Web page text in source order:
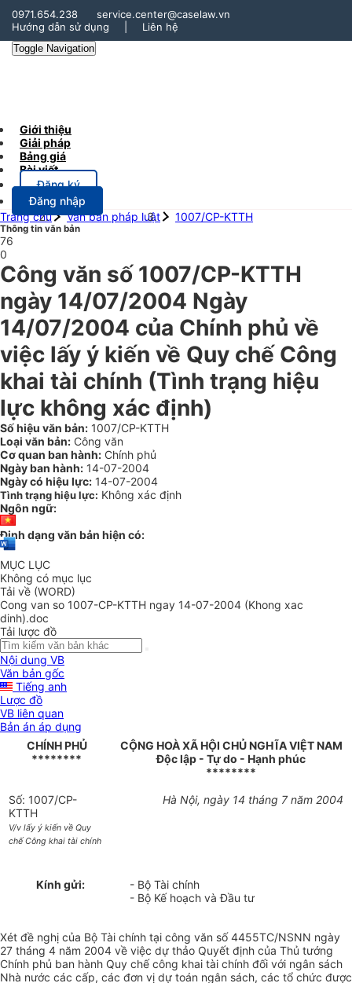
0971.654.238
service.center@caselaw.vn
Hướng dẫn sử dụng
Liên hệ
Toggle Navigation
Giới thiệu
Giải pháp
Bảng giá
Bài viết
Đăng ký
Đăng nhập
Trang chủ
Văn bản pháp luật 1007/CP-KTTH
Thông tin văn bản
76
0
Công văn số 1007/CP-KTTH
ngày 14/07/2004 Ngày
14/07/2004 của Chính phủ về
việc lấy ý kiến về Quy chế Công
khai tài chính (Tình trạng hiệu
lực không xác định)
Số hiệu văn bản: 1007/CP-KTTH
Loại văn bản: Công văn
Cơ quan ban hành: Chính phủ
Ngày ban hành: 14-07-2004
Ngày có hiệu lực: 14-07-2004
Tình trạng hiệu lực: Không xác định
Ngôn ngữ:
Định dạng văn bản hiện có:
MỤC LỤC
Không có mục lục
Tải về (WORD)
Cong van so 1007-CP-KTTH ngay 14-07-2004 (Khong xac
dinh).doc
Tải lược đồ
Nội dung VB
Văn bản gốc
Tiếng anh
Lược đồ
VB liên quan
Bản án áp dụng
CHÍNH PHỦ
********
CỘNG HOÀ XÃ HỘI CHỦ NGHĨA VIỆT NAM
Độc lập - Tự do - Hạnh phúc
********
Số: 1007/CP-
KTTH
V/v lấy ý kiến về Quy
chế Công khai tài chính
Hà Nội, ngày 14 tháng 7 năm 2004
Kính gửi:
- Bộ Tài chính
- Bộ Kế hoạch và Đầu tư
Xét đề nghị của Bộ Tài chính tại công văn số 4455TC/NSNN ngày
27 tháng 4 năm 2004 về việc dự thảo Quyết định của Thủ tướng
Chính phủ ban hành Quy chế công khai tài chính đối với ngân sách
Nhà nước các cấp, các đơn vị dự toán ngân sách, các tổ chức được